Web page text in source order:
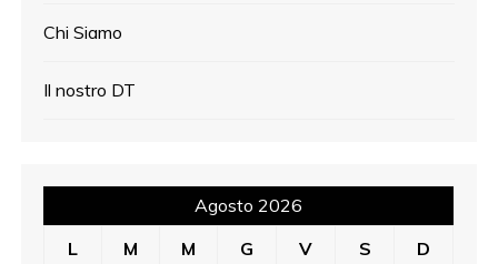
Chi Siamo
Il nostro DT
Agosto 2026
L
M M G V S D